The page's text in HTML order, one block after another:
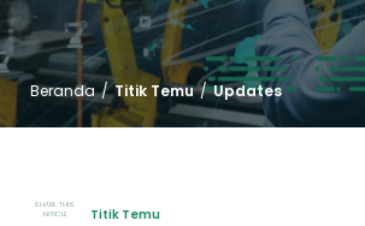
Beranda / Titik Temu / Updates
SHARE THIS
ARTICLE
Titik Temu